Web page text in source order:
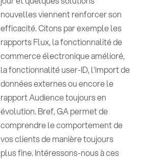
nouvelles viennent renforcer son
efficacité. Citons par exemple les
rapports Flux, la fonctionnalité de
commerce électronique amélioré,
la fonctionnalité user-ID, l'import de
données externes ou encore le
rapport Audience toujours en
évolution. Bref, GA permet de
comprendre le comportement de
vos clients de manière toujours
plus fine. Intéressons-nous à ces